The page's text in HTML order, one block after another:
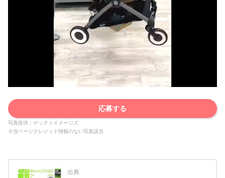
応募する
写真提供：ゲッティイメージズ
※当ページクレジット情報のない写真該当
出典